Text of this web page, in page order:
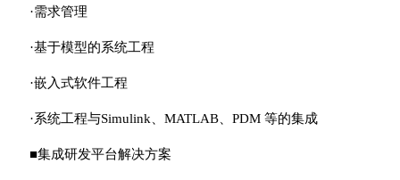
·需求管理
·基于模型的系统工程
·嵌入式软件工程
·系统工程与Simulink、MATLAB、PDM 等的集成
■集成研发平台解决方案